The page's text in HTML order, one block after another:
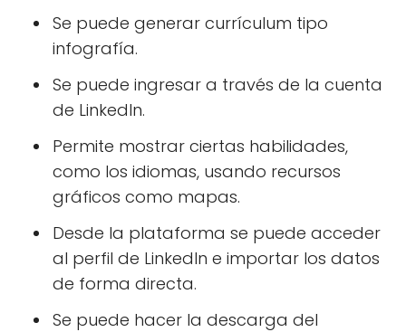
Se puede generar currículum tipo
infografía.
Se puede ingresar a través de la cuenta
de LinkedIn.
Permite mostrar ciertas habilidades,
como los idiomas, usando recursos
gráficos como mapas.
Desde la plataforma se puede acceder
al perfil de LinkedIn e importar los datos
de forma directa.
Se puede hacer la descarga del